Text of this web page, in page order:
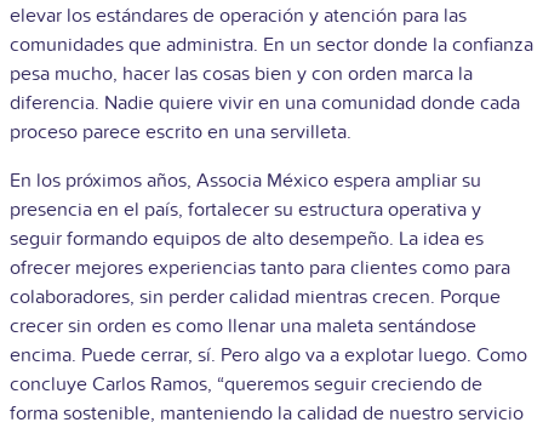
elevar los estándares de operación y atención para las
comunidades que administra. En un sector donde la confianza
pesa mucho, hacer las cosas bien y con orden marca la
diferencia. Nadie quiere vivir en una comunidad donde cada
proceso parece escrito en una servilleta.
En los próximos años, Associa México espera ampliar su
presencia en el país, fortalecer su estructura operativa y
seguir formando equipos de alto desempeño. La idea es
ofrecer mejores experiencias tanto para clientes como para
colaboradores, sin perder calidad mientras crecen. Porque
crecer sin orden es como llenar una maleta sentándose
encima. Puede cerrar, sí. Pero algo va a explotar luego. Como
concluye Carlos Ramos, “queremos seguir creciendo de
forma sostenible, manteniendo la calidad de nuestro servicio